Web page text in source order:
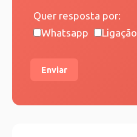
Quer resposta por:
Whatsapp
Ligação
Enviar